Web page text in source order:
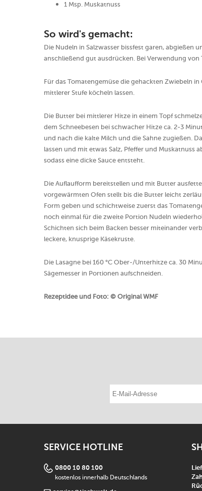
1 Msp. Muskatnuss
So wird's gemacht:
Die Nudeln in Salzwasser bissfest garen, abgießen
anschließend gut ausdrücken. Bei Verwendung
Für das Tomatengemüse die gehackten Zwiebeln
mittlerer Stufe köcheln lassen.
Die Butter bei mittlerer Hitze in einem Topf
dem Schneebesen bei schwacher Hitze ca. 2-3
und nach die kalte Milch und die Sahne zugießen.
lassen und mit etwas Salz, Pfeffer und Muskatnuss
sodass eine dicke Sauce entsteht.
Die Auflaufform bereitstellen und mit Butter
vorgewärmten Ofen stellt bis die Butter leicht
Form geben und schichtweise zuerst das
noch einmal für die zweite Portion Nudeln
Schichten sich beim Backen besser miteinander
leckere, knusprige Käsekruste.
Die Lasagne bei 160 °C Ober-/Unterhitze ca. 30
Sägemesser in Portionen aufschneiden.
Rezeptidee und Foto: © Original WMF
E-Mail-Adresse eintragen
SERVICE HOTLINE
0800 10 80 100
kostenlos innerhalb Deutschlands